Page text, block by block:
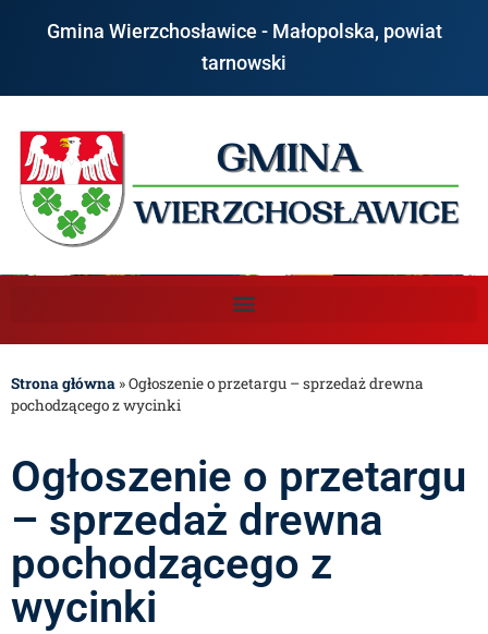
Gmina Wierzchosławice - Małopolska, powiat
tarnowski
Strona główna »Ogłoszenie o przetargu – sprzedaż drewna
pochodzącego z wycinki
Ogłoszenie o przetargu
– sprzedaż drewna
pochodzącego z
wycinki